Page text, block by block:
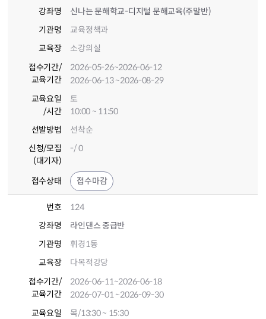
강좌명
신나는 문해학교-디지털 문해교육(주말반)
기관명
교육정책과
교육장
소강의실
접수기간/
교육기간
2026-05-26~2026-06-12
2026-06-13~2026-08-29
교육요일
/시간
토
10:00 ~ 11:50
선발방법
선착순
신청/모집
(대기자)
-/ 0
접수상태 접수마감
번호
124
강좌명
라인댄스 중급반
기관명
휘경1동
교육장
다목적강당
접수기간/
교육기간
2026-06-11~2026-06-18
2026-07-01~2026-09-30
교육요일
목/13:30 ~ 15:30